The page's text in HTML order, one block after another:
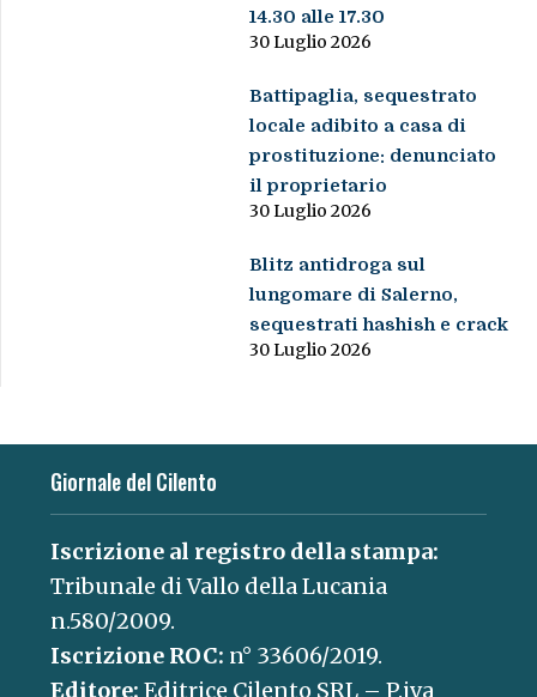
14.30 alle 17.30
30 Luglio 2026
Battipaglia, sequestrato
locale adibito a casa di
prostituzione: denunciato
il proprietario
30 Luglio 2026
Blitz antidroga sul
lungomare di Salerno,
sequestrati hashish e crack
30 Luglio 2026
Giornale del Cilento
Iscrizione al registro della stampa:
Tribunale di Vallo della Lucania
n.580/2009.
Iscrizione ROC: n° 33606/2019.
Editore: Editrice Cilento SRL – P.iva